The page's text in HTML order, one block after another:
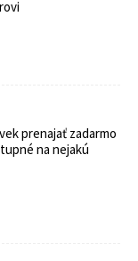
prenajať zadarmo
na nejakú